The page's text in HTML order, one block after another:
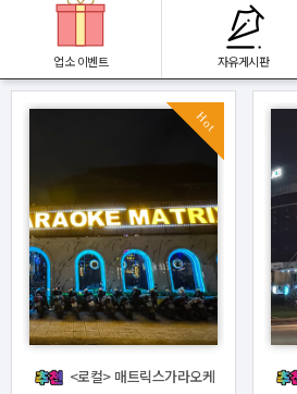
업소 이벤트 자유게시판
Hot
<로컬> 매트릭스가라오케